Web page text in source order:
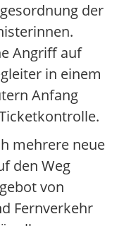
der
Angriff auf
in einem
Anfang
mehrere neue
den Weg
von
Fernverkehr